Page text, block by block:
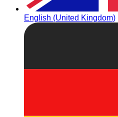
English (United Kingdom)